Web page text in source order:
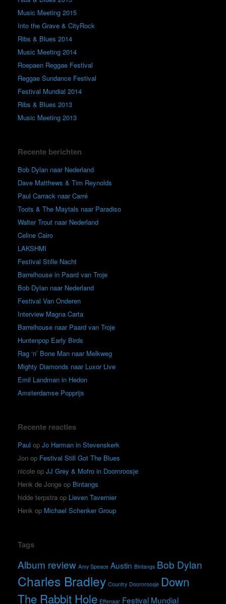
Music Meeting 2015
Into the Grave & CityRock
Ribs & Blues 2014
Music Meeting 2014
Roepaen Reggae Festival
Reggae Sundance Festival
Festival Mundial 2014
Ribs & Blues 2013
Music Meeting 2013
Recente berichten
Bob Dylan naar Nederland
Dave Matthews & Tim Reynolds
Paul Carrack naar Carré
Toots & The Maytals naar Paradiso
Walter Trout naar Nederland
Celine Cairo
LAKSHMI
Festival Stille Nacht
Barrelhouse in Paard van Troje
Bob Dylan naar Nederland
Festival Van Onderen
Interview Magna Carta
Barrelhouse naar Paard van Troje
Huntenpop Early Birds
Rag ‘n’ Bone Man naar Melkweg
Mighty Diamonds naar Luxor Live
Emil Landman in Hedon
Amsterdamse Popprijs
Recente reacties
Paul op Jo Harman in Stevenskerk
Jon op Festival Still Got The Blues
nicole op JJ Grey & Mofro in Doornroosje
Henk de Jonge op Bintangs
hidde terpstra op Lieven Tavernier
Henk op Michael Schenker Group
Tags
Album review Amy Speace Austin Bintangs Bob Dylan
Charles Bradley Country Doornroosje Down
The Rabbit Hole Effenaar Festival Mundial